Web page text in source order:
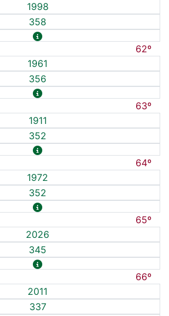
1998
358
62º
1961
356
63º
1911
352
64º
1972
352
65º
2026
345
66º
2011
337